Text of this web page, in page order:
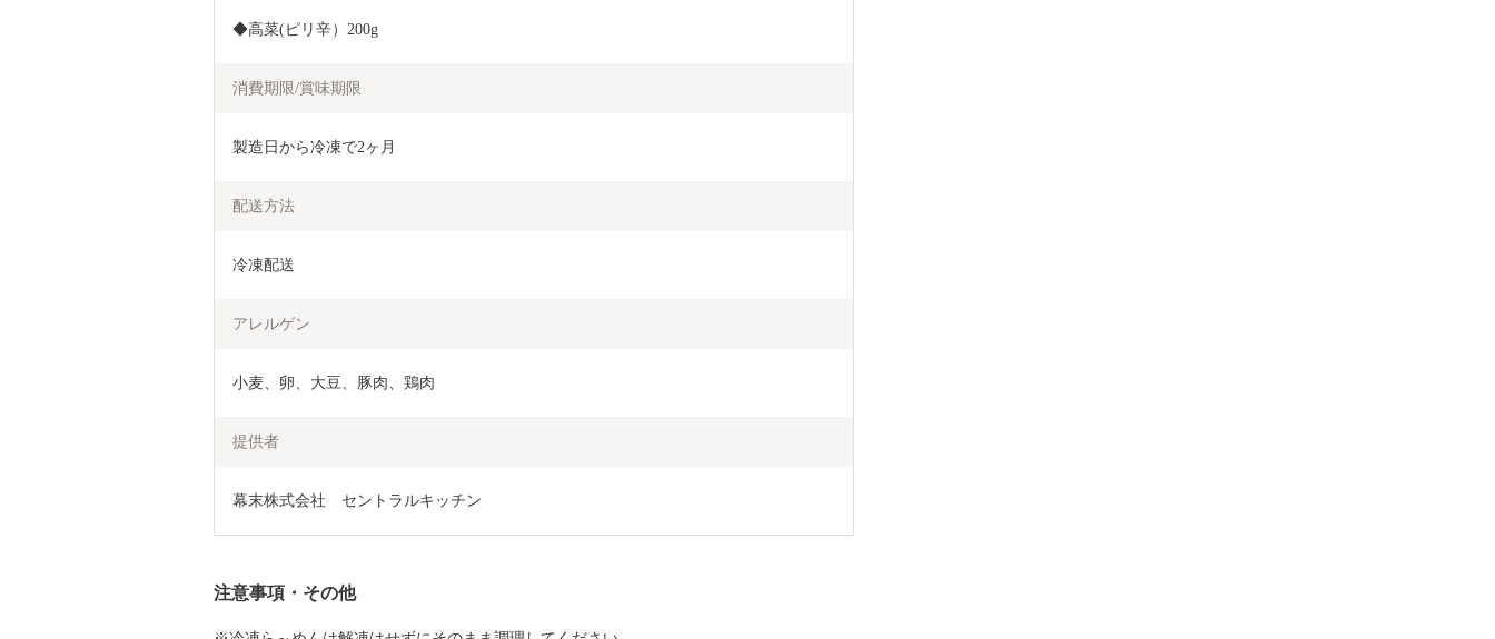
◆高菜(ピリ辛）200g
消費期限/賞味期限
製造日から冷凍で2ヶ月
配送方法
冷凍配送
アレルゲン
小麦、卵、大豆、豚肉、鶏肉
提供者
幕末株式会社　セントラルキッチン
注意事項・その他